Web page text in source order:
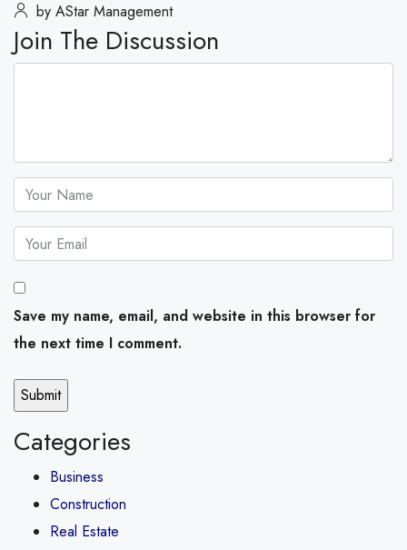
by AStar Management
Join The Discussion
Save my name, email, and website in this browser for
the next time I comment.
Categories
Business
Construction
Real Estate